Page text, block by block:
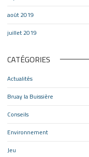
août 2019
juillet 2019
CATÉGORIES
Actualités
Bruay la Buissière
Conseils
Environnement
Jeu